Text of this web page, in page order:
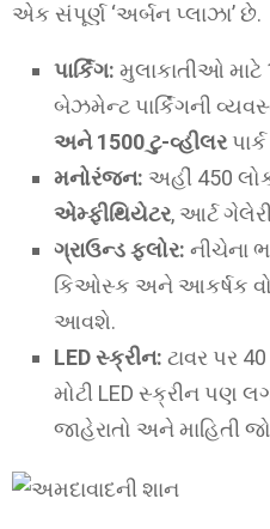
એક સંપૂર્ણ ‘અર્બન પ્લાઝા’ છે.
પાર્કિંગ: મુલાકાતીઓ માટે
બેઝમેન્ટ પાર્કિંગની
અને 1500 ટુ-વ્હીલર
મનોરંજન: અહીં 450
એમ્ફીથિયેટર, આર્ટ
ગ્રાઉન્ડ ફ્લોર: નીચેના
કિઓસ્ક અને આકર્ષક
આવશે.
LED સ્ક્રીન: ટાવર પર
મોટી LED સ્ક્રીન પણ
જાહેરાતો અને માહિતી